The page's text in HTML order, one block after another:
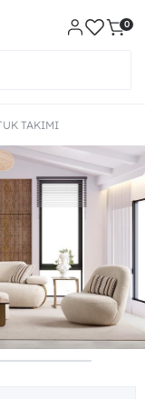
0
TAKIMI